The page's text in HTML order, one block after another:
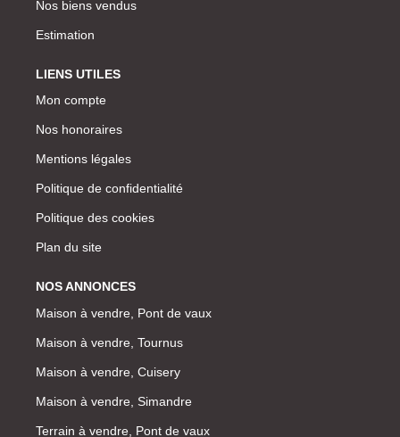
Nos biens vendus
Estimation
LIENS UTILES
Mon compte
Nos honoraires
Mentions légales
Politique de confidentialité
Politique des cookies
Plan du site
NOS ANNONCES
Maison à vendre, Pont de vaux
Maison à vendre, Tournus
Maison à vendre, Cuisery
Maison à vendre, Simandre
Terrain à vendre, Pont de vaux